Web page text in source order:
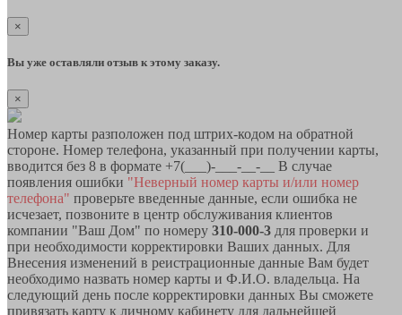
×
Вы уже оставляли отзыв к этому заказу.
×
Номер карты разположен под штрих-кодом на обратной
стороне. Номер телефона, указанный при получении карты,
вводится без 8 в формате +7(___)-___-__-__ В случае
появления ошибки "Неверный номер карты и/или номер
телефона" проверьте введенные данные, если ошибка не
исчезает, позвоните в центр обслуживания клиентов
компании "Ваш Дом" по номеру 310-000-3 для проверки и
при необходимости корректировки Ваших данных. Для
Внесения изменений в реистрационные данные Вам будет
необходимо назвать номер карты и Ф.И.О. владельца. На
следующий день после корректировки данных Вы сможете
привязать карту к личному кабинету для дальнейшей